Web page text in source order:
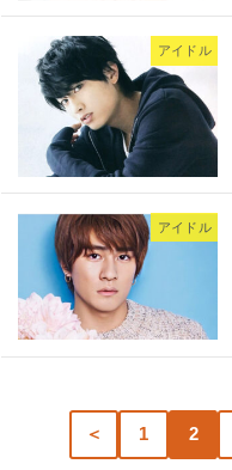
アイドル
アイドル
＜ 1 2